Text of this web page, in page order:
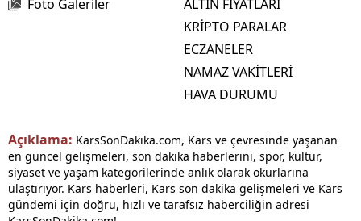
Foto Galeriler
ALTIN FİYATLARI
KRİPTO PARALAR
ECZANELER
NAMAZ VAKİTLERİ
HAVA DURUMU
Açıklama: KarsSonDakika.com, Kars ve çevresinde yaşanan
en güncel gelişmeleri, son dakika haberlerini, spor, kültür,
siyaset ve yaşam kategorilerinde anlık olarak okurlarına
ulaştırıyor. Kars haberleri, Kars son dakika gelişmeleri ve Kars
gündemi için doğru, hızlı ve tarafsız haberciliğin adresi